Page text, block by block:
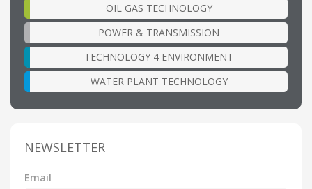
OIL GAS TECHNOLOGY
POWER & TRANSMISSION
TECHNOLOGY 4 ENVIRONMENT
WATER PLANT TECHNOLOGY
NEWSLETTER
Email